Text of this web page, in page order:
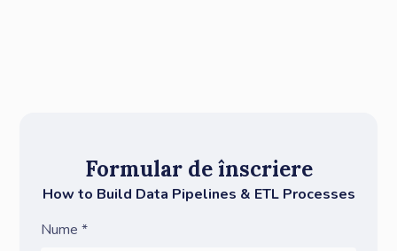
Formular de înscriere
How to Build Data Pipelines & ETL Processes
Nume *